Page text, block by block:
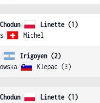
/
Linette (1)
/ Michel
/
Irigoyen (2)
/ Klepac (3)
/
Linette (1)